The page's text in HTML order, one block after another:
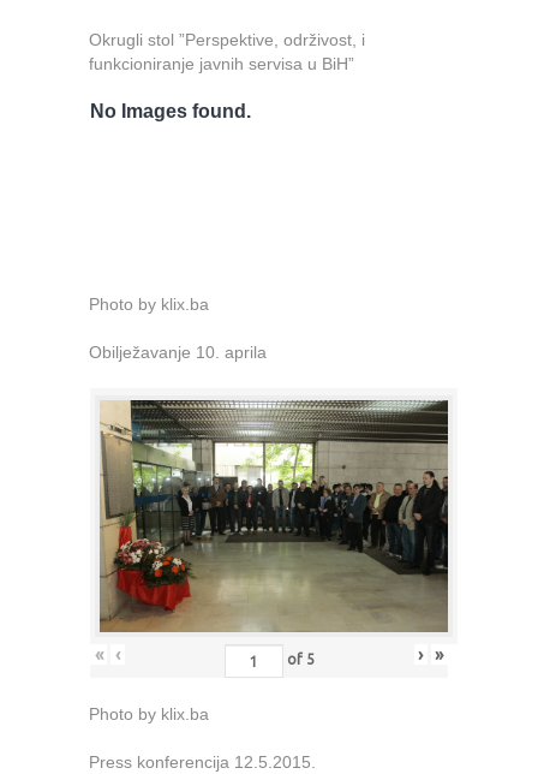
Okrugli stol ”Perspektive, održivost, i
funkcioniranje javnih servisa u BiH”
No Images found.
Photo by klix.ba
Obilježavanje 10. aprila
« ‹ of 5 › »
Photo by klix.ba
Press konferencija 12.5.2015.